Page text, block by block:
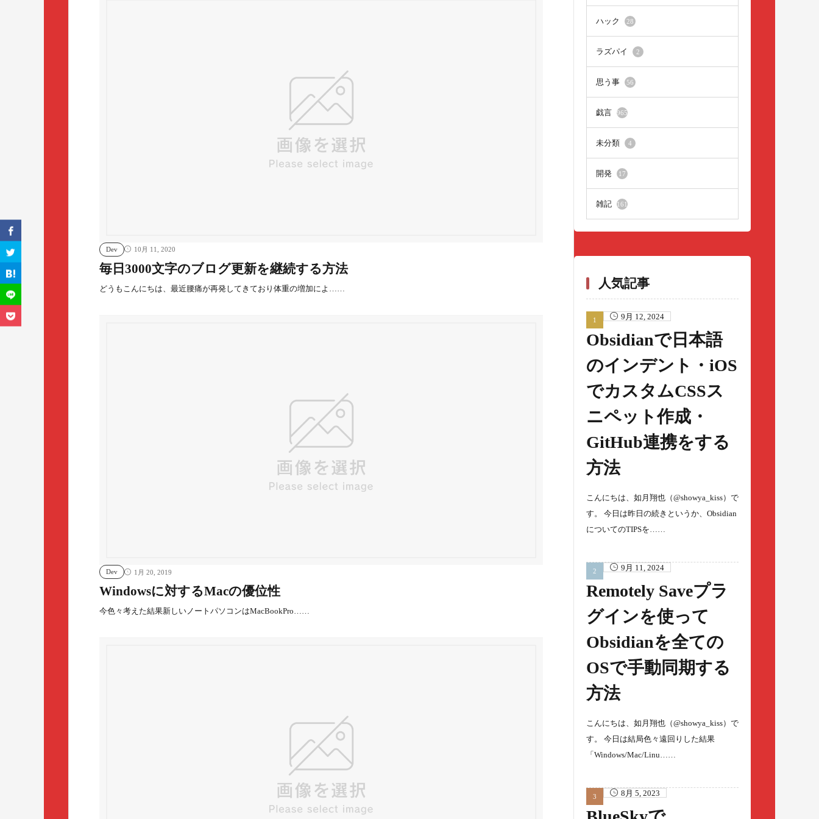
Dev 10月 11, 2020
毎日3000文字のブログ更新を継続する方法
どうもこんにちは、最近腰痛が再発してきており体重の増加によ……
Dev 1月 20, 2019
Windowsに対するMacの優位性
今色々考えた結果新しいノートパソコンはMacBookPro……
ハック 28
ラズパイ 2
思う事 56
戯言 965
未分類 4
開発 17
雑記 161
人気記事
9月 12, 2024
Obsidianで日本語
のインデント・iOS
でカスタムCSSス
ニペット作成・
GitHub連携をする
方法
こんにちは、如月翔也（@showya_kiss）で
す。 今日は昨日の続きというか、Obsidian
についてのTIPSを……
9月 11, 2024
Remotely Saveプラ
グインを使って
Obsidianを全ての
OSで手動同期する
方法
こんにちは、如月翔也（@showya_kiss）で
す。 今日は結局色々遠回りした結果
「Windows/Mac/Linu……
8月 5, 2023